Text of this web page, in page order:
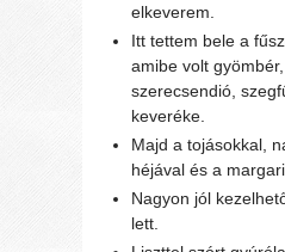
elkeverem.
Itt tettem bele a
amibe volt
szerecsendió,
keveréke.
Majd a tojásokkal,
héjával és a
Nagyon jól
lett.